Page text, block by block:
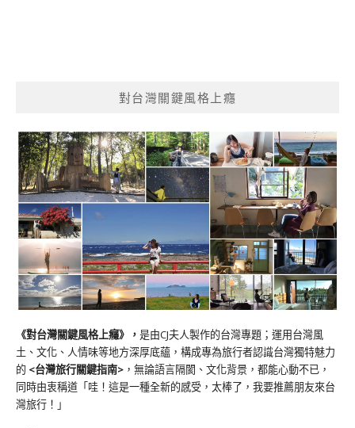
對台灣關鍵風格上癮
《對台灣關鍵風格上癮》 ， 是由CJ夫人製作的台灣專題；運用台灣風
土、文化、人情味等地方深厚底蘊，構成專為旅行者認識台灣獨特魅力
的 <台灣旅行關鍵指南> ，無論語言隔閡、文化背景，都能心動不已，
同時由衷稱道「哇！這是一種全新的感受，太棒了，我要推薦朋友來台
灣旅行！」